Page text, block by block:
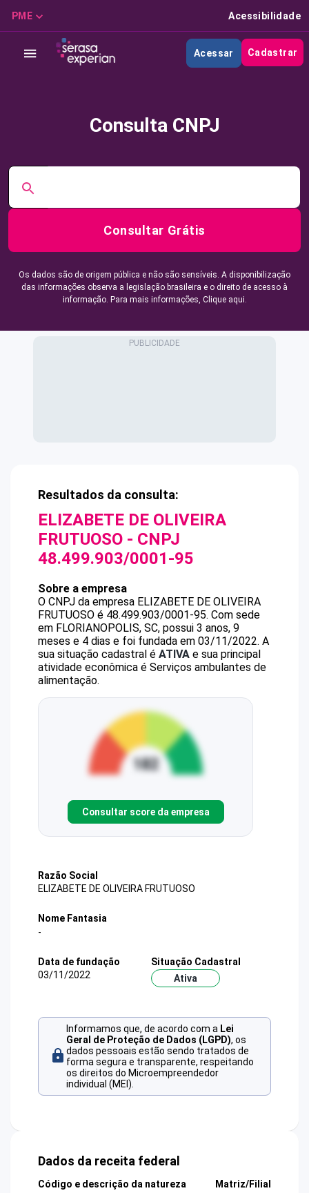
PME Acessibilidade
Acessar Cadastrar
Consulta CNPJ
Consultar Grátis
Os dados são de origem pública e não são sensíveis. A disponibilização
das informações observa a legislação brasileira e o direito de acesso à
informação. Para mais informações, Clique aqui.
Resultados da consulta:
ELIZABETE DE OLIVEIRA
FRUTUOSO - CNPJ
48.499.903/0001-95
Sobre a empresa
O CNPJ da empresa ELIZABETE DE OLIVEIRA
FRUTUOSO é 48.499.903/0001-95. Com sede
em FLORIANOPOLIS, SC, possui 3 anos, 9
meses e 4 dias e foi fundada em 03/11/2022. A
sua situação cadastral é ATIVA e sua principal
atividade econômica é Serviços ambulantes de
alimentação.
Consultar score da empresa
Razão Social
ELIZABETE DE OLIVEIRA FRUTUOSO
Nome Fantasia
-
Data de fundação
03/11/2022
Situação Cadastral
Ativa
Informamos que, de acordo com a Lei
Geral de Proteção de Dados (LGPD), os
dados pessoais estão sendo tratados de
forma segura e transparente, respeitando
os direitos do Microempreendedor
individual (MEI).
Dados da receita federal
Código e descrição da natureza
Matriz/Filial